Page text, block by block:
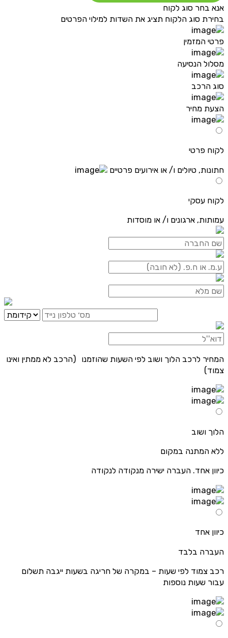
אנא בחר סוג לקוח
בחירת סוג הלקוח תציג את השדות למילוי הפרטים
פרטי המזמין
מסלול הנסיעה
סוג הרכב
הצעת מחיר
לקוח פרטי
חתונות, טיולים ו/ או אירועים פרטיים
לקוח עסקי
עמותות, ארגונים ו/ או מוסדות
המחיר לרכב הלוך ושוב לפי השעות שהוזמנו (הרכב לא ממתין ואינו
צמוד)
הלוך ושוב
ללא המתנה במקום
כיוון אחד. העברה ישירה מנקודה לנקודה
כיוון אחד
העברה בלבד
רכב צמוד לפי שעות – במקרה של חריגה בשעות ייגבה תשלום
עבור שעות נוספות